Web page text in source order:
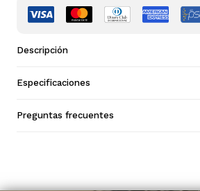
Descripción
Especificaciones
Preguntas frecuentes